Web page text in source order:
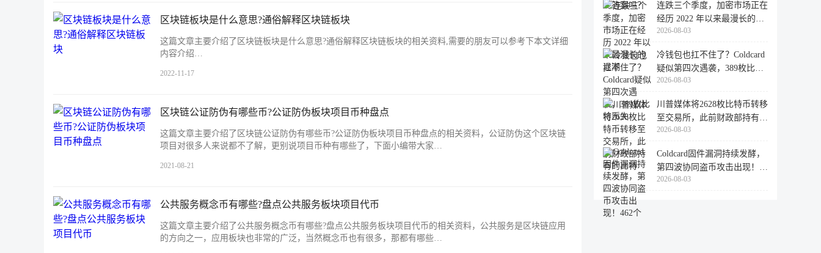
区块链板块是什么意思?通俗解释区块链板块
这篇文章主要介绍了区块链板块是什么意思?通俗解释区块链板块的相关资料,需要的朋友可以参考下本文详细
内容介绍…
2022-11-17
区块链公证防伪有哪些币?公证防伪板块项目币种盘点
这篇文章主要介绍了区块链公证防伪有哪些币?公证防伪板块项目币种盘点的相关资料，公证防伪这个区块链
项目对很多人来说都不了解，更别说项目币种有哪些了，下面小编带大家…
2021-08-21
公共服务概念币有哪些?盘点公共服务板块项目代币
这篇文章主要介绍了公共服务概念币有哪些?盘点公共服务板块项目代币的相关资料，公共服务是区块链应用
的方向之一，应用板块也非常的广泛，当然概念币也有很多，那都有哪些…
连跌三个季度，加密市场正在
经历 2022 年以来最漫长的退
潮
2026-08-03
冷钱包也扛不住了？Coldcard
疑似第四次遇袭，389枚比特
币失
2026-08-03
川普媒体将2628枚比特币转移
至交易所，此前财政部持有的
比特
2026-08-03
Coldcard固件漏洞持续发酵，
第四波协同盗币攻击出现！
462个
2026-08-03